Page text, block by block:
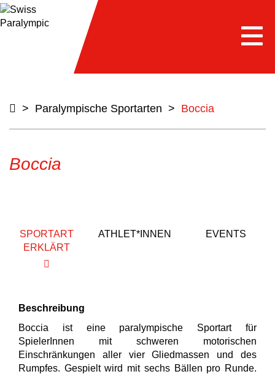
> Paralympische Sportarten > Boccia
Boccia
SPORTART
ERKLÄRT
ATHLET*INNEN EVENTS
Beschreibung
Boccia ist eine paralympische Sportart für
SpielerInnen mit schweren motorischen
Einschränkungen aller vier Gliedmassen und des
Rumpfes. Gespielt wird mit sechs Bällen pro Runde.